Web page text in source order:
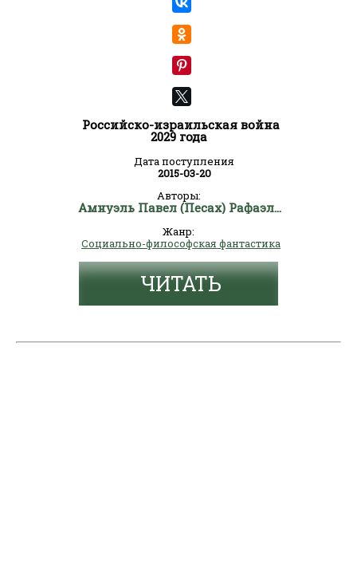
Российско-израильская война
2029 года
Дата поступления
2015-03-20
Авторы:
Амнуэль Павел (Песах) Рафаэлович
Жанр:
Социально-философская фантастика
ЧИТАТЬ